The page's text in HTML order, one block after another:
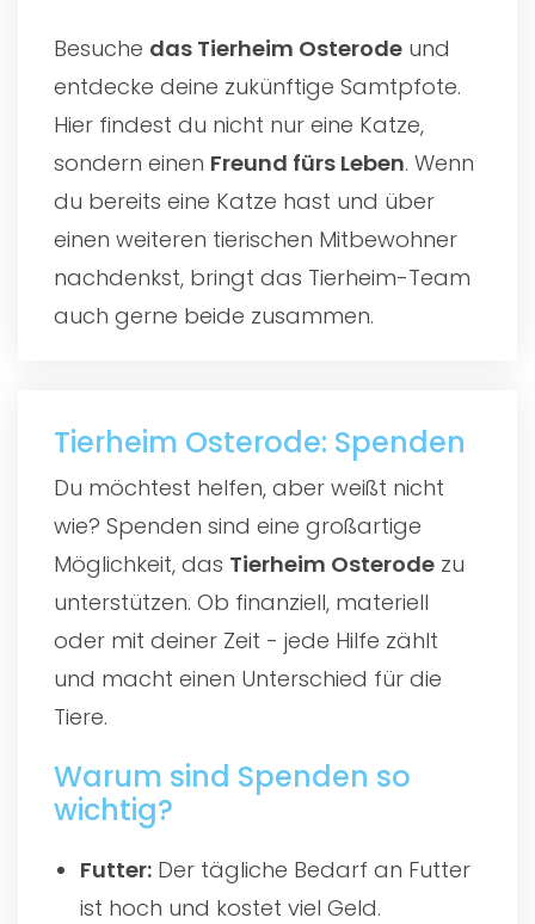
Besuche das Tierheim Osterode und
entdecke deine zukünftige Samtpfote.
Hier findest du nicht nur eine Katze,
sondern einen Freund fürs Leben. Wenn
du bereits eine Katze hast und über
einen weiteren tierischen Mitbewohner
nachdenkst, bringt das Tierheim-Team
auch gerne beide zusammen.
Tierheim Osterode: Spenden
Du möchtest helfen, aber weißt nicht
wie? Spenden sind eine großartige
Möglichkeit, das Tierheim Osterode zu
unterstützen. Ob finanziell, materiell
oder mit deiner Zeit - jede Hilfe zählt
und macht einen Unterschied für die
Tiere.
Warum sind Spenden so
wichtig?
Futter: Der tägliche Bedarf an Futter
ist hoch und kostet viel Geld.